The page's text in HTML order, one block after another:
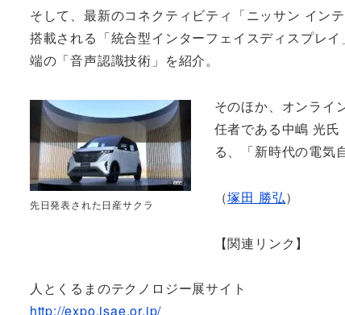
そして、最新のコネクティビティ「ニッサン イン
搭載される「統合型インターフェイスディスプレ
端の「音声認識技術」を紹介。
先日発表された日産サクラ
そのほか、オンライ
任者である中嶋 光
る、「新時代の電気
（塚田 勝弘）
【関連リンク】
人とくるまのテクノロジー展サイト
http://expo.jsae.or.jp/